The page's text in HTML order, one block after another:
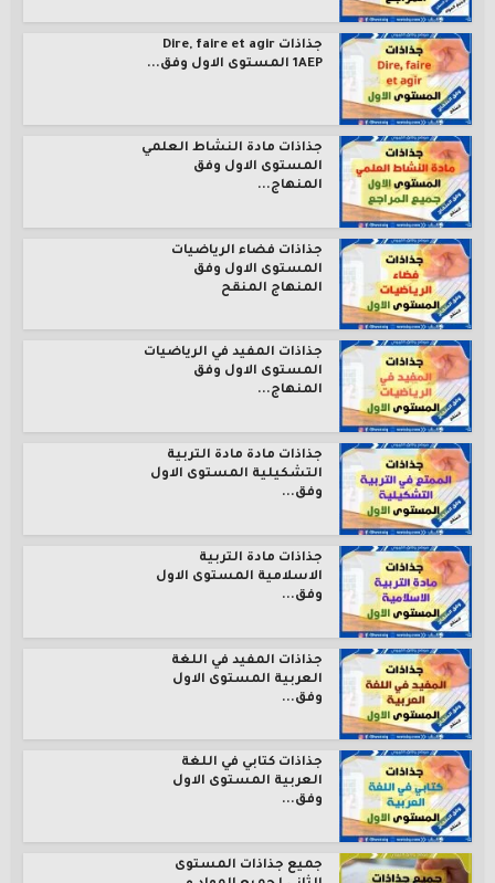
جذاذات Dire, faire et agir
1AEP المستوى الاول وفق...
جذاذات مادة النشاط العلمي
المستوى الاول وفق
المنهاج...
جذاذات فضاء الرياضيات
المستوى الاول وفق
المنهاج المنقح
جذاذات المفيد في الرياضيات
المستوى الاول وفق
المنهاج...
جذاذات مادة مادة التربية
التشكيلية المستوى الاول
وفق...
جذاذات مادة التربية
الاسلامية المستوى الاول
وفق...
جذاذات المفيد في اللغة
العربية المستوى الاول
وفق...
جذاذات كتابي في اللغة
العربية المستوى الاول
وفق...
جميع جذاذات المستوى